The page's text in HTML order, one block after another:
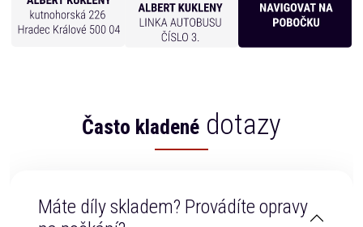
Často kladené dotazy
Máte díly skladem? Provádíte opravy